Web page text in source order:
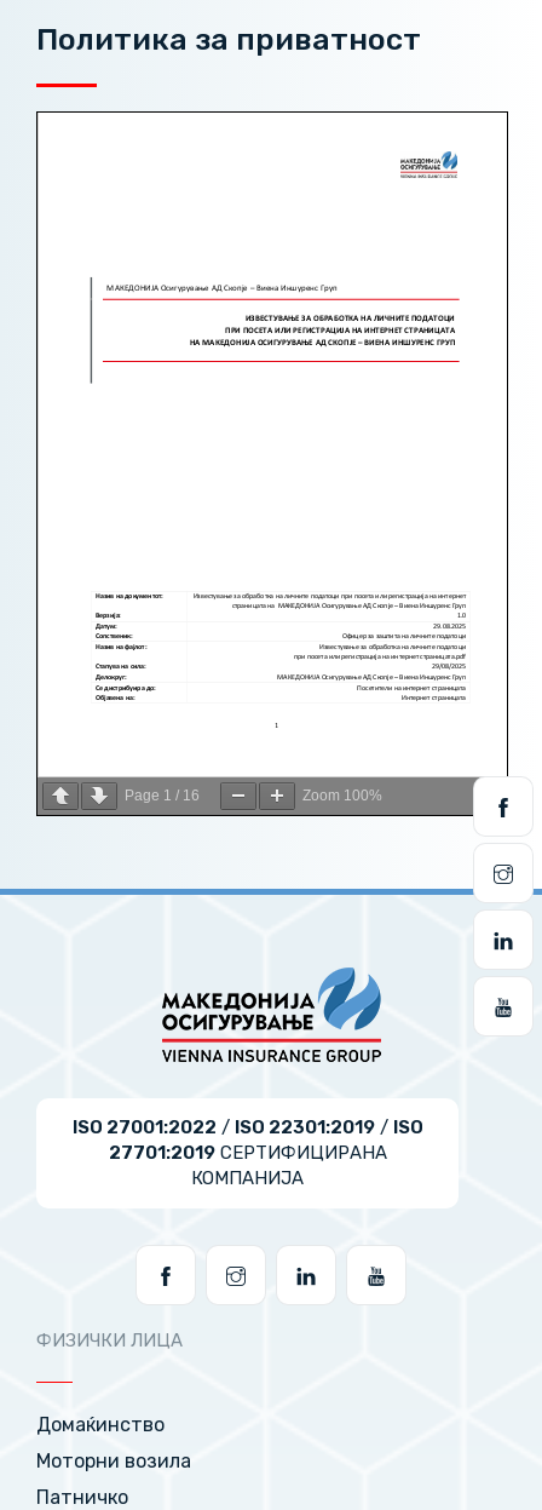
Политика за приватност
Page 1 / 16 Zoom 100%
ISO 27001:2022 / ISO 22301:2019/ ISO
27701:2019СЕРТИФИЦИРАНА
КОМПАНИЈА
ФИЗИЧКИ ЛИЦА
Домаќинство
Моторни возила
Патничко